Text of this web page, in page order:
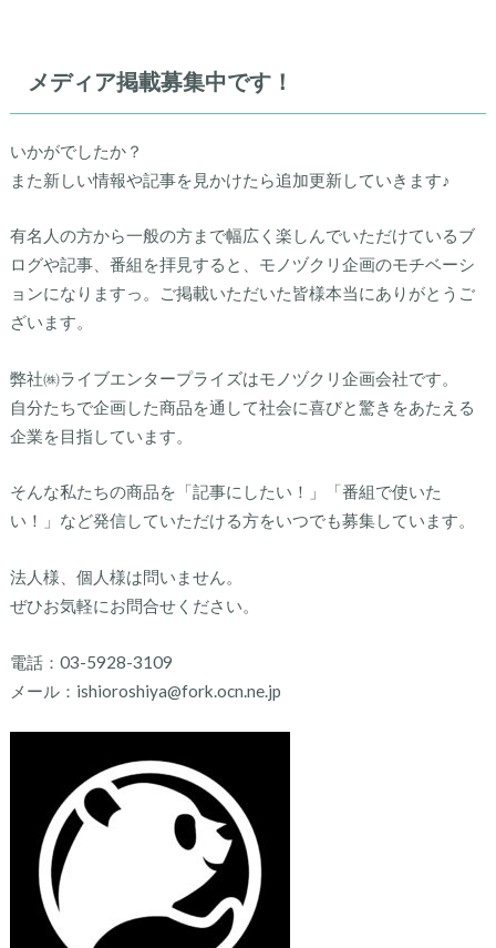
メディア掲載募集中です！
いかがでしたか？
また新しい情報や記事を見かけたら追加更新していきます♪
有名人の方から一般の方まで幅広く楽しんでいただけているブ
ログや記事、番組を拝見すると、モノヅクリ企画のモチベーシ
ョンになりますっ。ご掲載いただいた皆様本当にありがとうご
ざいます。
弊社㈱ライブエンタープライズはモノヅクリ企画会社です。
自分たちで企画した商品を通して社会に喜びと驚きをあたえる
企業を目指しています。
そんな私たちの商品を「記事にしたい！」「番組で使いた
い！」など発信していただける方をいつでも募集しています。
法人様、個人様は問いません。
ぜひお気軽にお問合せください。
電話：03-5928-3109
メール：ishioroshiya@fork.ocn.ne.jp